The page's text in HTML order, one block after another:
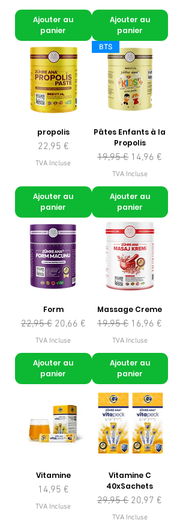
Ajouter au
panier
Ajouter au
panier
propolis
Prix
22,95 €
TVA Incluse
Ajouter au
panier
BTS
Pâtes Enfants à la
Propolis
Prix original
19,95 € Prix
14,96 €
TVA Incluse
Ajouter au
panier
Form
Prix original
22,95 € Prix promotionnel
20,66 €
TVA Incluse
Ajouter au
panier
Massage Creme
Prix original
19,95 € Prix
16,96 €
TVA Incluse
Ajouter au
panier
Vitamine
Prix
14,95 €
TVA Incluse
Vitamine C
40xSachets
Prix original
29,95 € Prix
20,97 €
TVA Incluse